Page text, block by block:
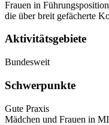
Frauen in
die über breit gefächerte
Aktivitätsgebiete
Bundesweit
Schwerpunkte
Gute Praxis
Mädchen und Frauen in